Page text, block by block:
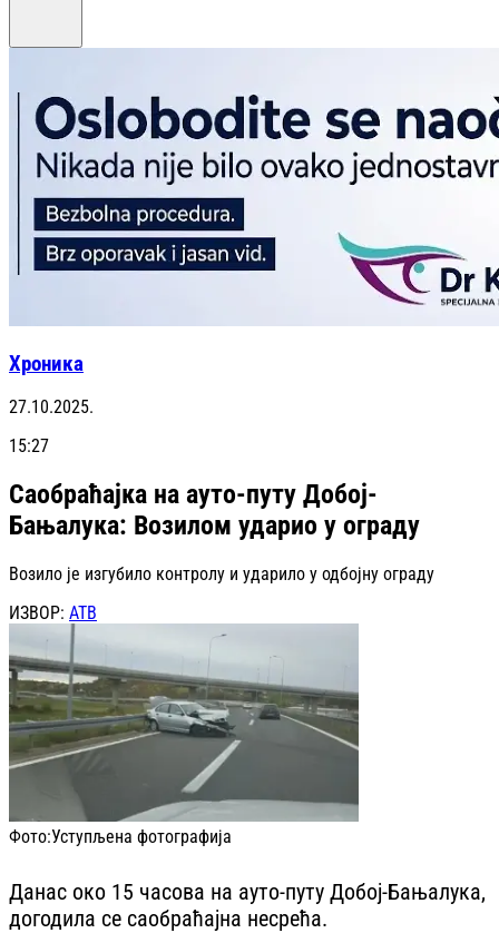
Хроника
27.10.2025.
15:27
Саобраћајка на ауто-путу Добој-
Бањалука: Возилом ударио у ограду
Возило је изгубило контролу и ударило у одбојну ограду
ИЗВОР: АТВ
Фото:Уступљена фотографија
Данас око 15 часова на ауто-путу Добој-Бањалука,
догодила се саобраћајна несрећа.